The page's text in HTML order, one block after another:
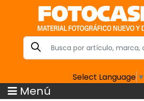
Select Language ▼
Menú